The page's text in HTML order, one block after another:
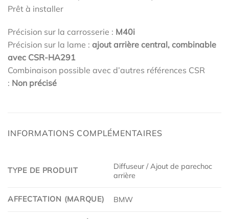
Prêt à installer
Précision sur la carrosserie : M40i
Précision sur la lame : ajout arrière central, combinable
avec CSR-HA291
Combinaison possible avec d’autres références CSR
: Non précisé
INFORMATIONS COMPLÉMENTAIRES
TYPE DE PRODUIT
Diffuseur / Ajout de parechoc
arrière
AFFECTATION (MARQUE) BMW